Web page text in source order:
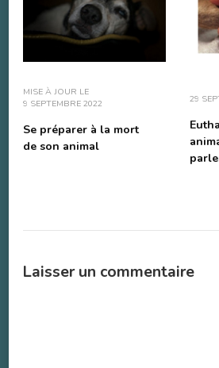
MISE À JOUR LE
9 SEPTEMBRE 2022
Se préparer à la mort
de son animal
29
Laisser un commentaire